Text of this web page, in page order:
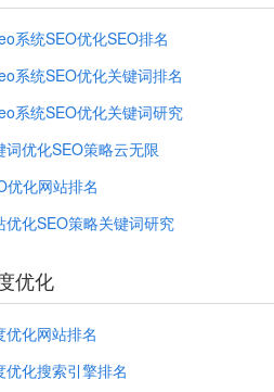
系统SEO优化SEO排名
系统SEO优化关键词排名
系统SEO优化关键词研究
词优化SEO策略云无限
优化网站排名
优化SEO策略关键词研究
优化
优化网站排名
优化搜索引擎排名